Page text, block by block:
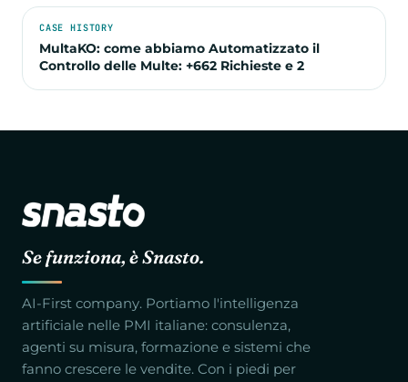
CASE HISTORY
MultaKO: come abbiamo Automatizzato il
Controllo delle Multe: +662 Richieste e 2
Se funziona, è Snasto.
AI-First company. Portiamo l'intelligenza
artificiale nelle PMI italiane: consulenza,
agenti su misura, formazione e sistemi che
fanno crescere le vendite. Con i piedi per